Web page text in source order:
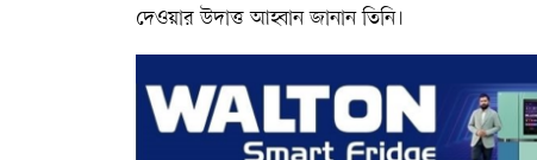
দেওয়ার উদাত্ত আহ্বান জানান তিনি।